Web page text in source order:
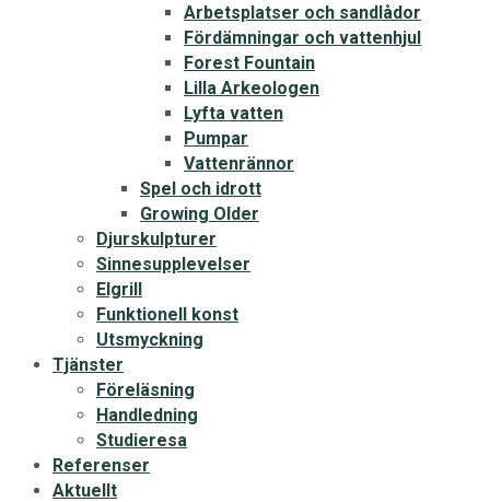
Arbetsplatser och sandlådor
Fördämningar och vattenhjul
Forest Fountain
Lilla Arkeologen
Lyfta vatten
Pumpar
Vattenrännor
Spel och idrott
Growing Older
Djurskulpturer
Sinnesupplevelser
Elgrill
Funktionell konst
Utsmyckning
Tjänster
Föreläsning
Handledning
Studieresa
Referenser
Aktuellt